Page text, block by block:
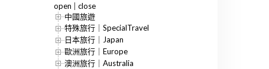
open
close
中國旅遊
特殊旅行｜SpecialTravel
日本旅行｜Japan
歐洲旅行｜Europe
澳洲旅行｜Australia